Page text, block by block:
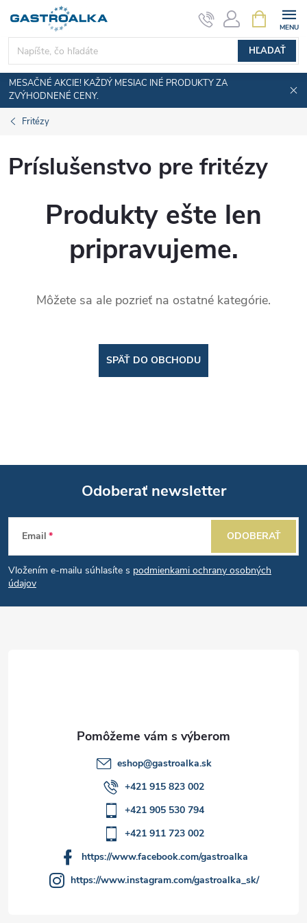
obsah
HĽADAŤ
KOŠÍK
MESAČNÉ AKCIE! KAŽDÝ MESIAC INÉ PRODUKTY ZA
ZVÝHODNENÉ CENY.
Fritézy
Príslušenstvo pre fritézy
Produkty ešte len
pripravujeme.
Môžete sa ale pozrieť na ostatné kategórie.
SPÄŤ DO OBCHODU
Z
á
p
Odoberať newsletter
Email
Vložením e-mailu súhlasíte s podmienkami ochrany osobných
údajov
ODOBERAŤ
eshop@gastroalka.sk
+421 915 823 002
+421 905 530 794
+421 911 723 002
https://www.facebook.com/gastroalka
https://www.instagram.com/gastroalka_sk/